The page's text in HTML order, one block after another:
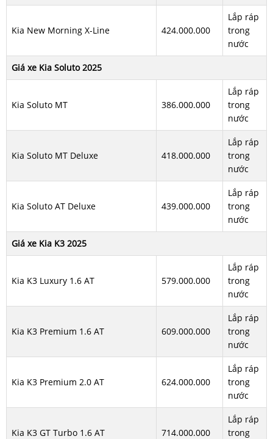
Kia New Morning X-Line 424.000.000
Lắp ráp
trong
nước
Giá xe Kia Soluto 2025
Kia Soluto MT 386.000.000
Lắp ráp
trong
nước
Kia Soluto MT Deluxe 418.000.000
Lắp ráp
trong
nước
Kia Soluto AT Deluxe 439.000.000
Lắp ráp
trong
nước
Giá xe Kia K3 2025
Kia K3 Luxury 1.6 AT 579.000.000
Lắp ráp
trong
nước
Kia K3 Premium 1.6 AT 609.000.000
Lắp ráp
trong
nước
Kia K3 Premium 2.0 AT 624.000.000
Lắp ráp
trong
nước
Kia K3 GT Turbo 1.6 AT 714.000.000
Lắp ráp
trong